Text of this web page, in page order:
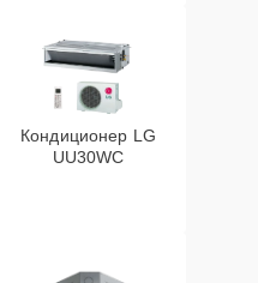
Кондиционер LG
UU30WC